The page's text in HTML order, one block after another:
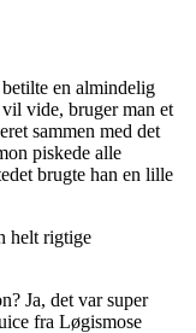
en almindelig
vide, bruger man et
sammen med det
piskede alle
brugte han en lille
helt rigtige
Ja, det var super
fra Løgismose